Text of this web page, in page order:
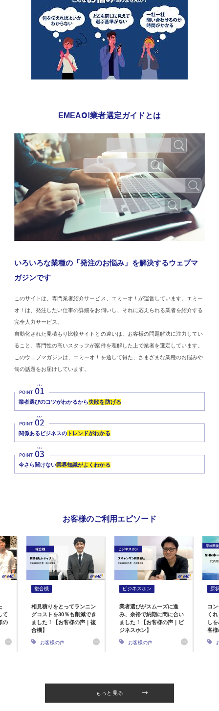
EMEAO!業者選定ガイドとは
いろいろな業種の「発注のお悩み」を解決するウェブマ
ガジンです
このサイトは、専門業者紹介サービス、エミーオ！が運営しています。エミー
オ！は、発注したい仕事の詳細をお伺いし、それに応えられる業者を紹介する
完全人力サービス。
自動化された見積もり比較サイトとの違いは、お客様の問題解決に注力してい
ること。専門性の高いスタッフが案件を理解した上で業者を選定しています。
このウェブマガジンは、エミーオ！を通して得た、さまざまな業種のお悩みや
旬の話題をお届けしています。
業者選びのコツがわかるから失敗を防げる
関係あるビジネスの トレンドがわかる
今さら聞けない業界知識がよくわかる
お客様のご利用エピソード
て
の
複合機
相見積りをとってランニン
グコストを30％も削減でき
ました！【お客様の声｜複
合機】
お客様の声
ビジネスホン
業者選びがスムーズに進
み、余裕で納期に間に合い
ました！【お客様の声｜ビ
ジネスホン】
お客様の声
原
コ
く
し
客
もっと見る